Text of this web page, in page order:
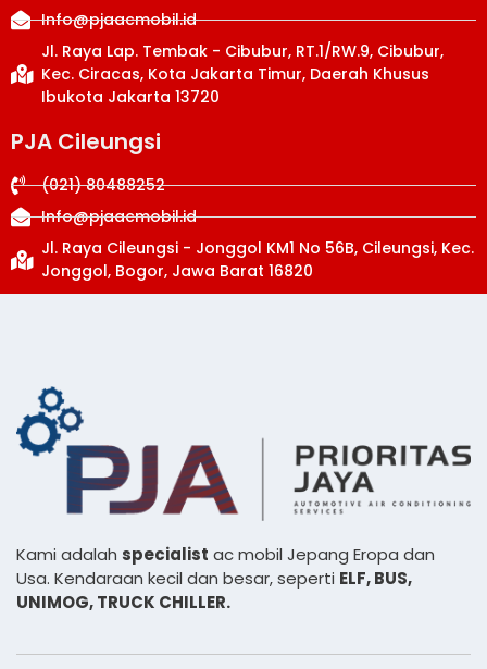
Info@pjaacmobil.id
Jl. Raya Lap. Tembak - Cibubur, RT.1/RW.9, Cibubur,
Kec. Ciracas, Kota Jakarta Timur, Daerah Khusus
Ibukota Jakarta 13720
PJA Cileungsi
(021) 80488252
Info@pjaacmobil.id
Jl. Raya Cileungsi - Jonggol KM1 No 56B, Cileungsi, Kec.
Jonggol, Bogor, Jawa Barat 16820
Kami adalah specialist ac mobil Jepang Eropa dan
Usa. Kendaraan kecil dan besar, seperti ELF, BUS,
UNIMOG, TRUCK CHILLER.